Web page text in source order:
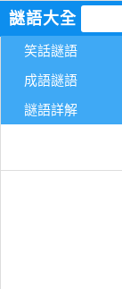
謎語大全
笑話謎語
成語謎語
謎語詳解